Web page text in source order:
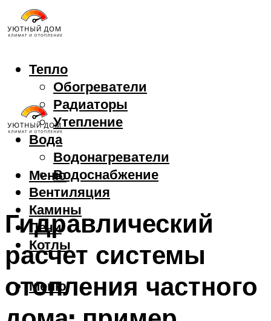
Тепло
Обогреватели
Радиаторы
Утепление
Вода
Водонагреватели
Водоснабжение
Вентиляция
Камины
Печи
Котлы
Меню
Меню
Гидравлический
расчет системы
отопления частного